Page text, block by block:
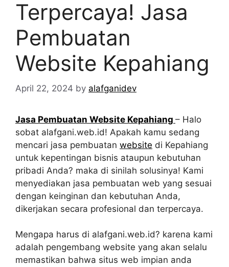
Terpercaya! Jasa
Pembuatan
Website Kepahiang
April 22, 2024 by alafganidev
Jasa Pembuatan Website Kepahiang – Halo
sobat alafgani.web.id! Apakah kamu sedang
mencari jasa pembuatan website di Kepahiang
untuk kepentingan bisnis ataupun kebutuhan
pribadi Anda? maka di sinilah solusinya! Kami
menyediakan jasa pembuatan web yang sesuai
dengan keinginan dan kebutuhan Anda,
dikerjakan secara profesional dan terpercaya.
Mengapa harus di alafgani.web.id? karena kami
adalah pengembang website yang akan selalu
memastikan bahwa situs web impian anda